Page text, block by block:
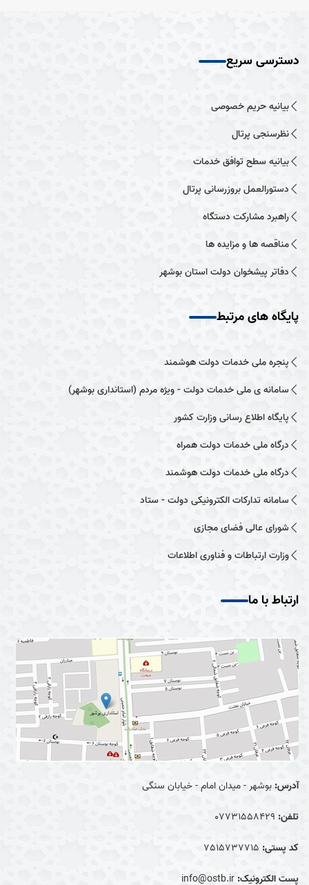
دسترسی سریع
بیانیه حریم خصوصی
نظرسنجی پرتال
بیانیه سطح توافق خدمات
دستورالعمل بروزرسانی پرتال
راهبرد مشارکت دستگاه
مناقصه ها و مزایده ها
دفاتر پیشخوان دولت استان بوشهر
پایگاه های مرتبط
پنجره ملی خدمات دولت هوشمند
سامانه ی ملی خدمات دولت - ویژه مردم (استانداری بوشهر)
پایگاه اطلاع رسانی وزارت کشور
درگاه ملی خدمات دولت همراه
درگاه ملی خدمات دولت هوشمند
سامانه تدارکات الکترونیکی دولت - ستاد
شورای عالی فضای مجازی
وزارت ارتباطات و فناوری اطلاعات
ارتباط با ما
آدرس: بوشهر - میدان امام - خیابان سنگی
تلفن: 07731558429
کد پستی: 7515737715
پست الکترونیک: info@ostb.ir